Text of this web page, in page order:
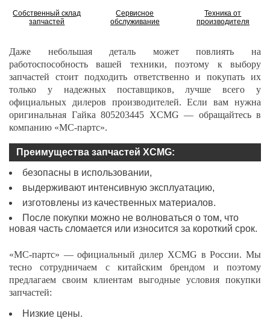
Собственный склад
запчастей
Сервисное
обслуживание
Техника от
производителя
Даже небольшая деталь может повлиять на
работоспособность вашей техники, поэтому к выбору
запчастей стоит подходить ответственно и покупать их
только у надежных поставщиков, лучше всего у
официальных дилеров производителей. Если вам нужна
оригинальная Гайка 805203445 XCMG — обращайтесь в
компанию «МС-партс».
Преимущества запчастей XCMG:
безопасны в использовании,
выдерживают интенсивную эксплуатацию,
изготовлены из качественных материалов.
После покупки можно не волноваться о том, что
новая часть сломается или износится за короткий срок.
«МС-партс» — официальный дилер XCMG в России. Мы
тесно сотрудничаем с китайским брендом и поэтому
предлагаем своим клиентам выгодные условия покупки
запчастей:
Низкие цены.